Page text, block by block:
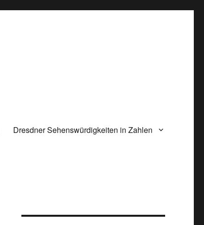
Dresdner Sehenswürdigkeiten in Zahlen